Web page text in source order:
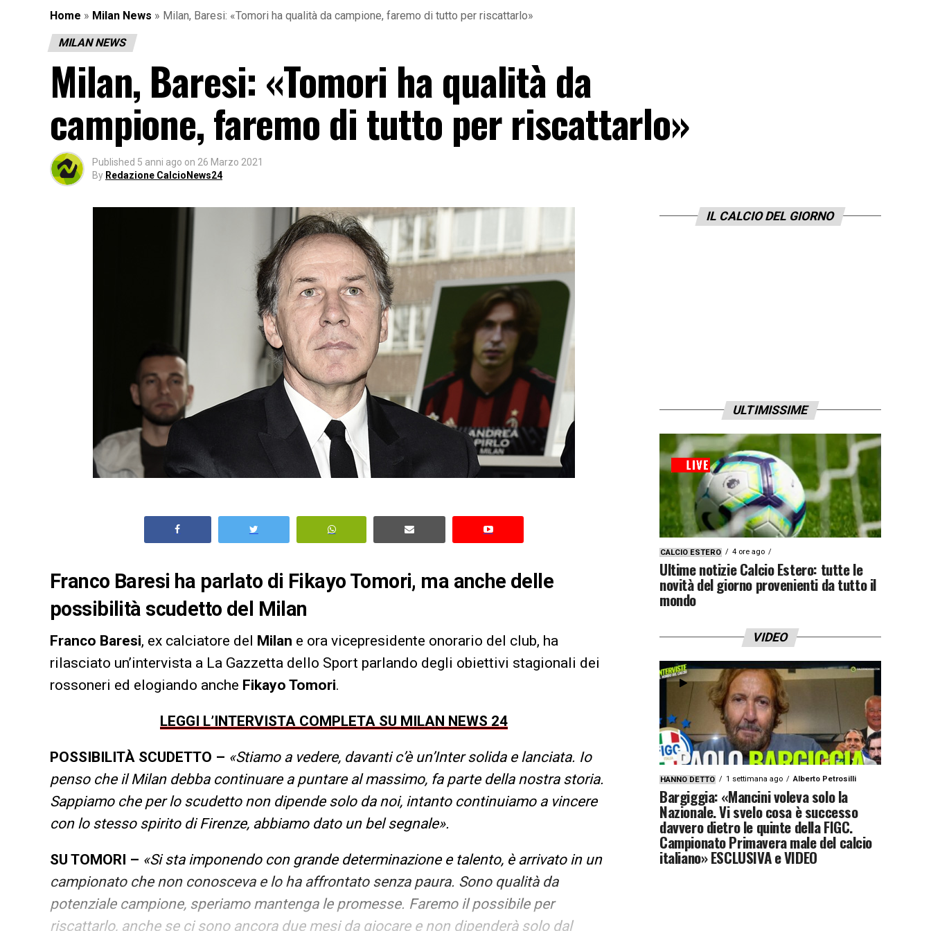
Home » Milan News » Milan, Baresi: «Tomori ha qualità da campione, faremo di tutto per riscattarlo»
MILAN NEWS
Milan, Baresi: «Tomori ha qualità da
campione, faremo di tutto per riscattarlo»
Published 5 anni ago on 26 Marzo 2021
By Redazione CalcioNews24
Franco Baresi ha parlato di Fikayo Tomori, ma anche delle
possibilità scudetto del Milan
Franco Baresi, ex calciatore del Milan e ora vicepresidente onorario del club, ha
rilasciato un’intervista a La Gazzetta dello Sport parlando degli obiettivi stagionali dei
rossoneri ed elogiando anche Fikayo Tomori.
LEGGI L’INTERVISTA COMPLETA SU MILAN NEWS 24
POSSIBILITÀ SCUDETTO – «Stiamo a vedere, davanti c’è un’Inter solida e lanciata. Io
penso che il Milan debba continuare a puntare al massimo, fa parte della nostra storia.
Sappiamo che per lo scudetto non dipende solo da noi, intanto continuiamo a vincere
con lo stesso spirito di Firenze, abbiamo dato un bel segnale».
SU TOMORI – «Si sta imponendo con grande determinazione e talento, è arrivato in un
campionato che non conosceva e lo ha affrontato senza paura. Sono qualità da
potenziale campione, speriamo mantenga le promesse. Faremo il possibile per
riscattarlo, anche se ci sono ancora due mesi da giocare e non dipenderà solo dal
IL CALCIO DEL GIORNO
ULTIMISSIME
CALCIO ESTERO 4 ore ago
Ultime notizie Calcio Estero: tutte le
novità del giorno provenienti da tutto il
mondo
VIDEO
HANNO DETTO 1 settimana ago Alberto Petrosilli
Bargiggia: «Mancini voleva solo la
Nazionale. Vi svelo cosa è successo
davvero dietro le quinte della FIGC.
Campionato Primavera male del calcio
italiano» ESCLUSIVA e VIDEO